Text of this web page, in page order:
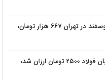
قیمت دام زنده امروز ۱۸ مرداد ۱۴۰۵؛ گوسفند در تهران ۶۶۷ هزار تومان،
قیمت تیرآهن امروز ۱۸ مرداد ۱۴۰۵؛ آریان فولاد ۲۵۰۰ تومان ارزان شد،